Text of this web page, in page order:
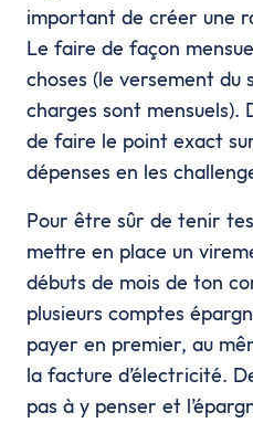
important de créer une
Le faire de façon
choses (le versement du
charges sont mensuels).
de faire le point exact
dépenses en les
Pour être sûr de tenir
mettre en place un
débuts de mois de ton
plusieurs comptes
payer en premier, au
la facture d’électricité.
pas à y penser et